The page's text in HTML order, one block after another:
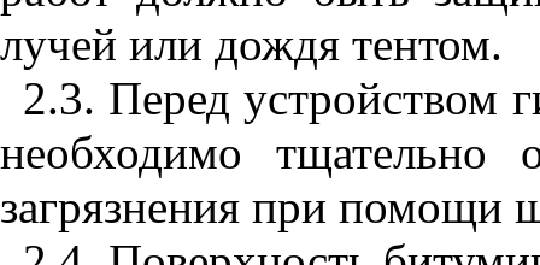
лучей или дождя тентом.
2.3. Перед устройством
необходимо тщательно
загрязнения при помощи